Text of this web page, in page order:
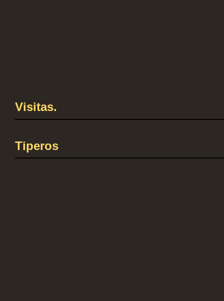
Visitas.
Tiperos